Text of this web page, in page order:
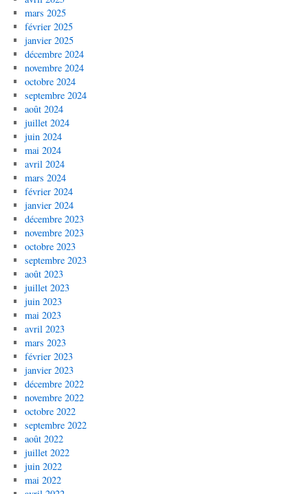
mars 2025
février 2025
janvier 2025
décembre 2024
novembre 2024
octobre 2024
septembre 2024
août 2024
juillet 2024
juin 2024
mai 2024
avril 2024
mars 2024
février 2024
janvier 2024
décembre 2023
novembre 2023
octobre 2023
septembre 2023
août 2023
juillet 2023
juin 2023
mai 2023
avril 2023
mars 2023
février 2023
janvier 2023
décembre 2022
novembre 2022
octobre 2022
septembre 2022
août 2022
juillet 2022
juin 2022
mai 2022